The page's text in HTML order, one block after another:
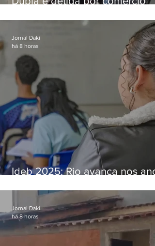
Bangu
Ideb 2025: Rio avança nos
nacional
Jornal Daki
há 8 horas
Jornal Daki
há 8 horas